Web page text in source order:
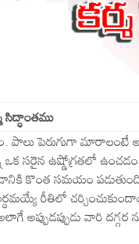
సిద్ధాంతము
పెరుగుగా మారాలంటే ఆ
సరైన ఉష్ణోగ్రతలో
కొంత సమయం
రీతిలో
వారి దగ్గర